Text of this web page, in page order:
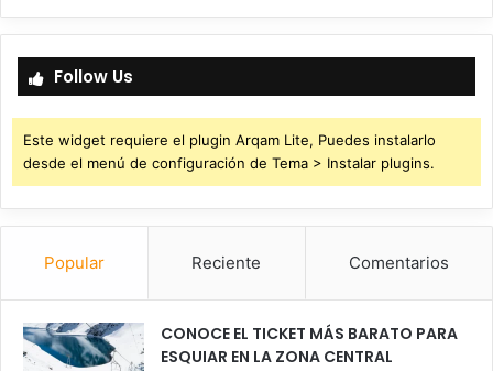
Follow Us
Este widget requiere el plugin Arqam Lite, Puedes instalarlo
desde el menú de configuración de Tema > Instalar plugins.
Popular Reciente Comentarios
CONOCE EL TICKET MÁS BARATO PARA
ESQUIAR EN LA ZONA CENTRAL